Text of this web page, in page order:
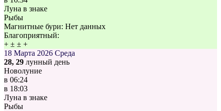
Луна в знаке
Рыбы
Магнитные бури: Нет данных
Благоприятный:
+ ± ± +
18 Марта 2026 Среда
28, 29 лунный день
Новолуние
в 06:24
в 18:03
Луна в знаке
Рыбы